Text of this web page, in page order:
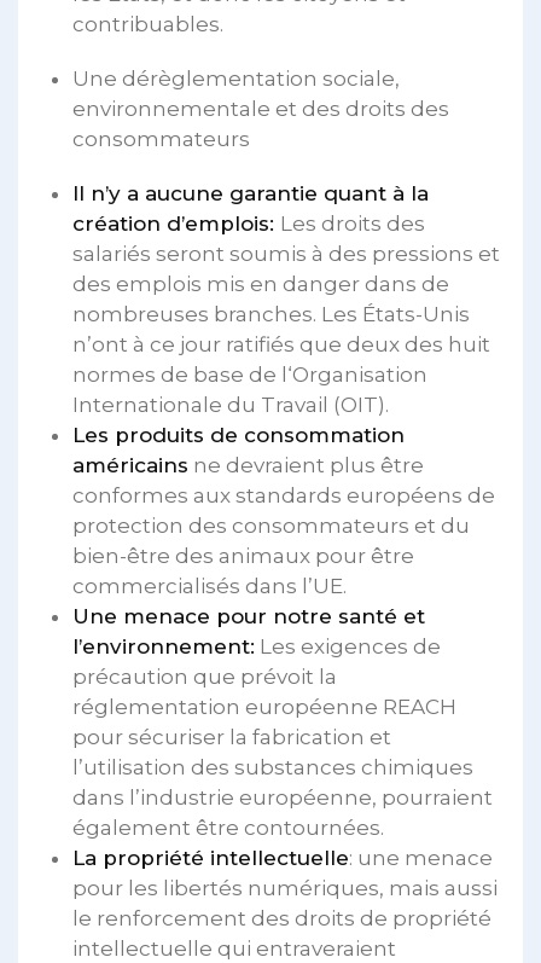
contribuables.
Une dérèglementation sociale,
environnementale et des droits des
consommateurs
Il n’y a aucune garantie quant à la
création d’emplois: Les droits des
salariés seront soumis à des pressions et
des emplois mis en danger dans de
nombreuses branches. Les États-Unis
n’ont à ce jour ratifiés que deux des huit
normes de base de l‘Organisation
Internationale du Travail (OIT).
Les produits de consommation
américains ne devraient plus être
conformes aux standards européens de
protection des consommateurs et du
bien-être des animaux pour être
commercialisés dans l’UE.
Une menace pour notre santé et
l’environnement: Les exigences de
précaution que prévoit la
réglementation européenne REACH
pour sécuriser la fabrication et
l’utilisation des substances chimiques
dans l’industrie européenne, pourraient
également être contournées.
La propriété intellectuelle: une menace
pour les libertés numériques, mais aussi
le renforcement des droits de propriété
intellectuelle qui entraveraient